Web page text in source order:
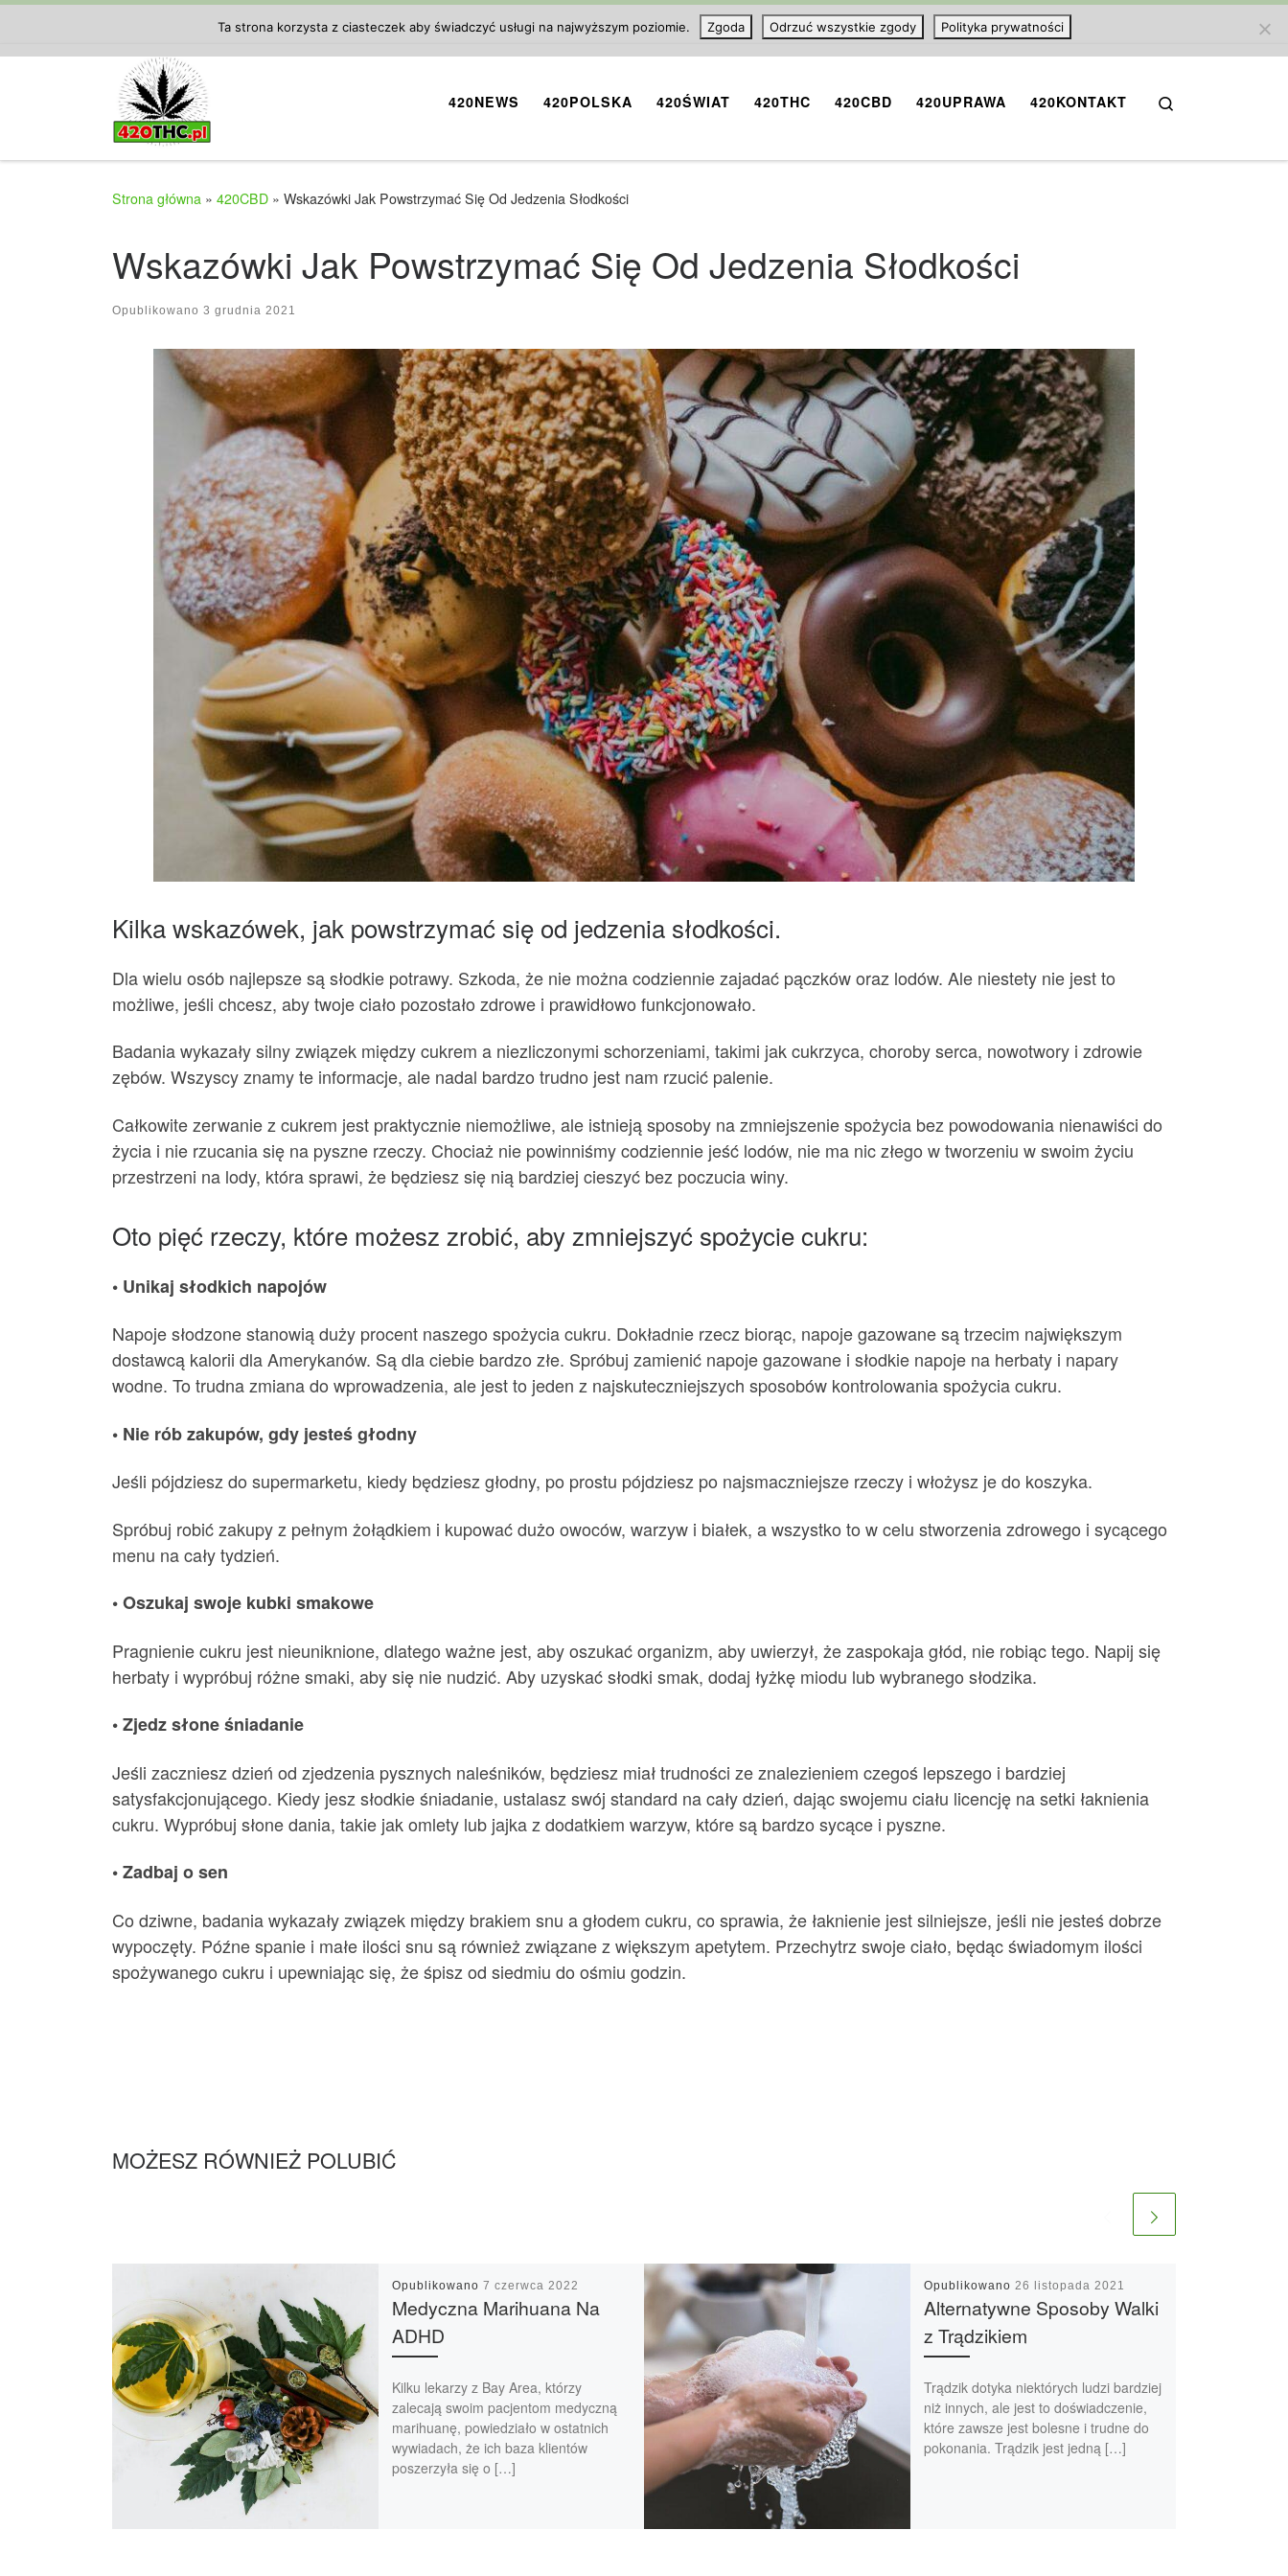
420NEWS 420POLSKA 420ŚWIAT 420THC 420CBD 420UPRAWA 420KONTAKT
Strona główna » 420CBD » Wskazówki Jak Powstrzymać Się Od Jedzenia Słodkości
Wskazówki Jak Powstrzymać Się Od Jedzenia Słodkości
Opublikowano 3 grudnia 2021
Kilka wskazówek, jak powstrzymać się od jedzenia słodkości.
Dla wielu osób najlepsze są słodkie potrawy. Szkoda, że ​​nie można codziennie zajadać pączków oraz lodów. Ale niestety nie jest to
możliwe, jeśli chcesz, aby twoje ciało pozostało zdrowe i prawidłowo funkcjonowało.
Badania wykazały silny związek między cukrem a niezliczonymi schorzeniami, takimi jak cukrzyca, choroby serca, nowotwory i zdrowie
zębów. Wszyscy znamy te informacje, ale nadal bardzo trudno jest nam rzucić palenie.
Całkowite zerwanie z cukrem jest praktycznie niemożliwe, ale istnieją sposoby na zmniejszenie spożycia bez powodowania nienawiści do
życia i nie rzucania się na pyszne rzeczy. Chociaż nie powinniśmy codziennie jeść lodów, nie ma nic złego w tworzeniu w swoim życiu
przestrzeni na lody, która sprawi, że będziesz się nią bardziej cieszyć bez poczucia winy.
Oto pięć rzeczy, które możesz zrobić, aby zmniejszyć spożycie cukru:
• Unikaj słodkich napojów
Napoje słodzone stanowią duży procent naszego spożycia cukru. Dokładnie rzecz biorąc, napoje gazowane są trzecim największym
dostawcą kalorii dla Amerykanów. Są dla ciebie bardzo złe. Spróbuj zamienić napoje gazowane i słodkie napoje na herbaty i napary
wodne. To trudna zmiana do wprowadzenia, ale jest to jeden z najskuteczniejszych sposobów kontrolowania spożycia cukru.
• Nie rób zakupów, gdy jesteś głodny
Jeśli pójdziesz do supermarketu, kiedy będziesz głodny, po prostu pójdziesz po najsmaczniejsze rzeczy i włożysz je do koszyka.
Spróbuj robić zakupy z pełnym żołądkiem i kupować dużo owoców, warzyw i białek, a wszystko to w celu stworzenia zdrowego i sycącego
menu na cały tydzień.
• Oszukaj swoje kubki smakowe
Pragnienie cukru jest nieuniknione, dlatego ważne jest, aby oszukać organizm, aby uwierzył, że zaspokaja głód, nie robiąc tego. Napij się
herbaty i wypróbuj różne smaki, aby się nie nudzić. Aby uzyskać słodki smak, dodaj łyżkę miodu lub wybranego słodzika.
• Zjedz słone śniadanie
Jeśli zaczniesz dzień od zjedzenia pysznych naleśników, będziesz miał trudności ze znalezieniem czegoś lepszego i bardziej
satysfakcjonującego. Kiedy jesz słodkie śniadanie, ustalasz swój standard na cały dzień, dając swojemu ciału licencję na setki łaknienia
cukru. Wypróbuj słone dania, takie jak omlety lub jajka z dodatkiem warzyw, które są bardzo sycące i pyszne.
• Zadbaj o sen
Co dziwne, badania wykazały związek między brakiem snu a głodem cukru, co sprawia, że ​​łaknienie jest silniejsze, jeśli nie jesteś dobrze
wypoczęty. Późne spanie i małe ilości snu są również związane z większym apetytem. Przechytrz swoje ciało, będąc świadomym ilości
spożywanego cukru i upewniając się, że śpisz od siedmiu do ośmiu godzin.
MOŻESZ RÓWNIEŻ POLUBIĆ
Opublikowano 7 czerwca 2022
Medyczna Marihuana Na
ADHD
Kilku lekarzy z Bay Area, którzy
zalecają swoim pacjentom medyczną
marihuanę, powiedziało w ostatnich
wywiadach, że ich baza klientów
poszerzyła się o […]
Opublikowano 26 listopada 2021
Alternatywne Sposoby Walki
z Trądzikiem
Trądzik dotyka niektórych ludzi bardziej
niż innych, ale jest to doświadczenie,
które zawsze jest bolesne i trudne do
pokonania. Trądzik jest jedną […]
Ta strona korzysta z ciasteczek aby świadczyć usługi na najwyższym poziomie. Zgoda Odrzuć wszystkie zgody Polityka prywatności